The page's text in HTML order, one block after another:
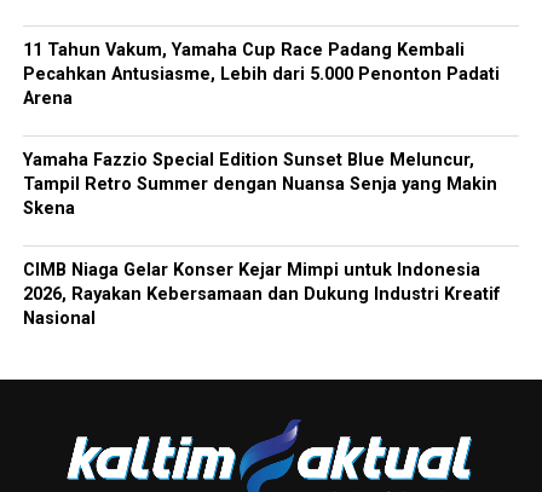
11 Tahun Vakum, Yamaha Cup Race Padang Kembali
Pecahkan Antusiasme, Lebih dari 5.000 Penonton Padati
Arena
Yamaha Fazzio Special Edition Sunset Blue Meluncur,
Tampil Retro Summer dengan Nuansa Senja yang Makin
Skena
CIMB Niaga Gelar Konser Kejar Mimpi untuk Indonesia
2026, Rayakan Kebersamaan dan Dukung Industri Kreatif
Nasional